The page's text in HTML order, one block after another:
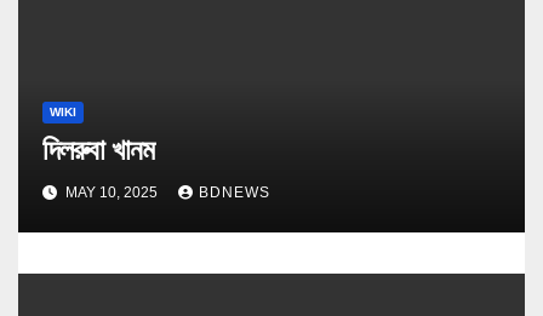
WIKI
দিলরুবা খানম
MAY 10, 2025 BDNEWS